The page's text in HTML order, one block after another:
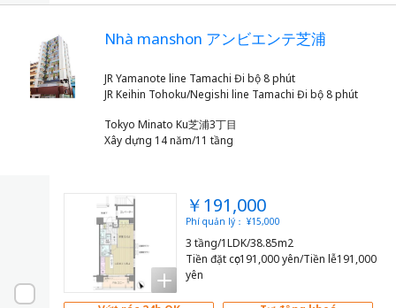
Nhà manshon アンビエンテ芝浦
JR Yamanote line Tamachi Đi bộ 8 phút
Tokyo Minato Ku芝浦3丁目
Xây dựng 14 năm/11 tầng
￥191,000
Phí quản lý： ¥15,000
3 tầng/1LDK/38.85m2
Tiền đặt cọc191,000 yên/Tiền lễ191,000
yên